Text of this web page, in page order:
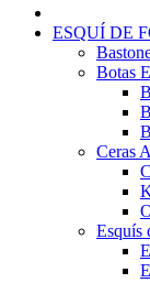
ESQUÍ DE
Botas
Ceras
Esquís